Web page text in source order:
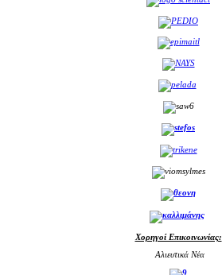
Χορηγοί Επικοινωνίας:
Αλιευτικά Νέα